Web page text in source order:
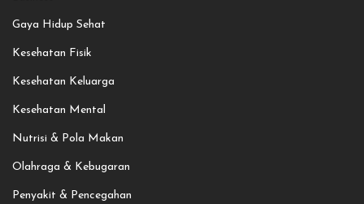
Gaya Hidup Sehat
Kesehatan Fisik
Kesehatan Keluarga
Kesehatan Mental
Nutrisi & Pola Makan
Olahraga & Kebugaran
Penyakit & Pencegahan